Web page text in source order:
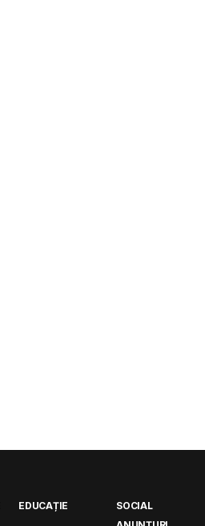
EDUCAȚIE SOCIAL